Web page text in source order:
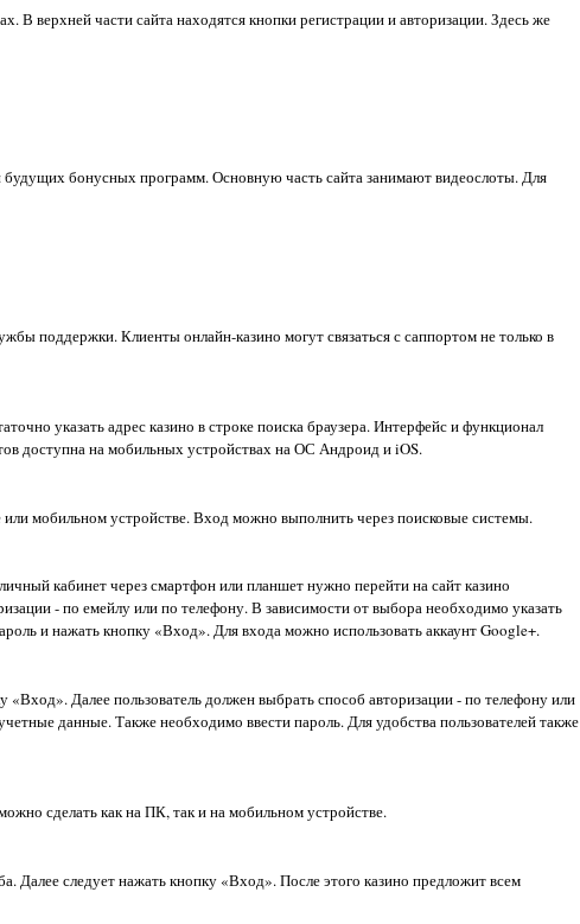
верхней части сайта находятся кнопки регистрации и авторизации. Здесь же
бонусных программ. Основную часть сайта занимают видеослоты. Для
поддержки. Клиенты онлайн-казино могут связаться с саппортом не только в
указать адрес казино в строке поиска браузера. Интерфейс и функционал
доступна на мобильных устройствах на ОС Андроид и iOS.
или мобильном устройстве. Вход можно выполнить через поисковые системы.
кабинет через смартфон или планшет нужно перейти на сайт казино
- по емейлу или по телефону. В зависимости от выбора необходимо указать
и нажать кнопку «Вход». Для входа можно использовать аккаунт Google+.
Далее пользователь должен выбрать способ авторизации - по телефону или
данные. Также необходимо ввести пароль. Для удобства пользователей также
сделать как на ПК, так и на мобильном устройстве.
Далее следует нажать кнопку «Вход». После этого казино предложит всем